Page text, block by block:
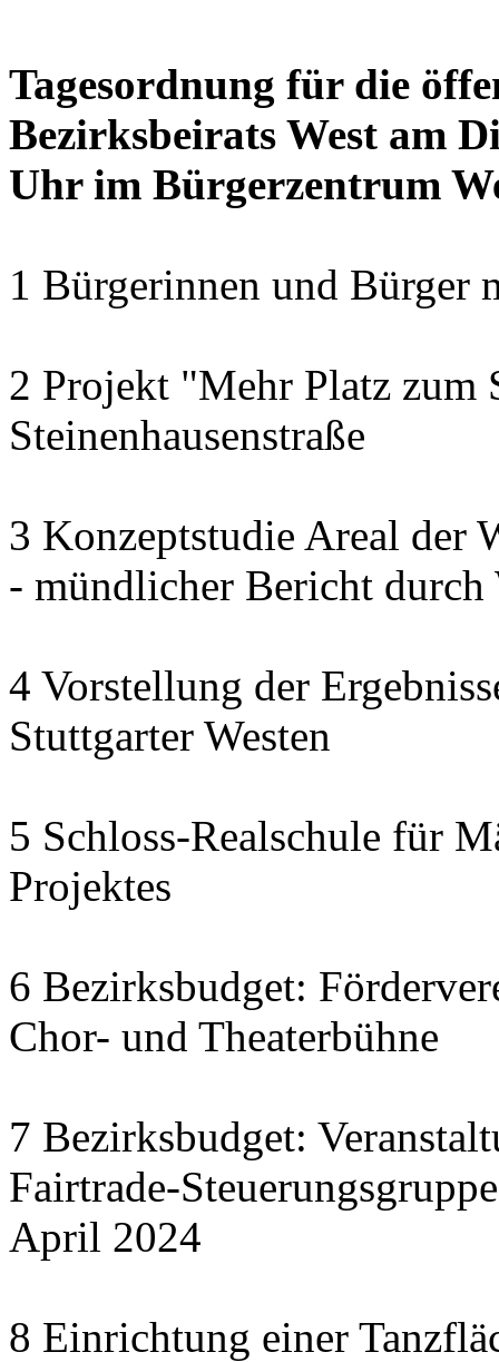
Tagesordnung für die
Bezirksbeirats West am
Uhr im Bürgerzentrum
1 Bürgerinnen und Bürger
2 Projekt "Mehr Platz zum
Steinenhausenstraße
3 Konzeptstudie Areal der
- mündlicher Bericht
4 Vorstellung der
Stuttgarter Westen
5 Schloss-Realschule für
Projektes
6 Bezirksbudget:
Chor- und Theaterbühne
7 Bezirksbudget:
Fairtrade-
April 2024
8 Einrichtung einer